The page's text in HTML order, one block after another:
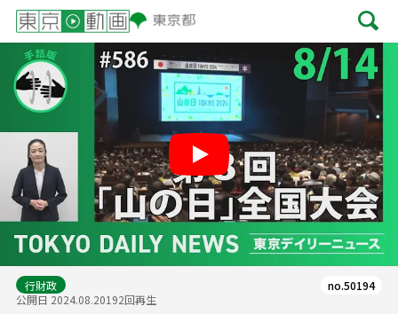
Play
行財政
公開日 2024.08.20192回再生
no.50194